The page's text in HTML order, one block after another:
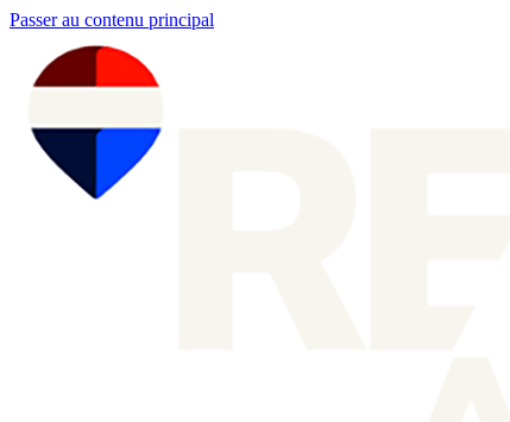
Passer au contenu principal